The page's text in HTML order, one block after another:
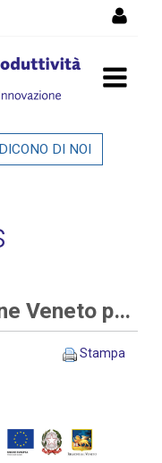
Veneto
in
DICONO DI NOI
Bando della Regione Veneto per progetti di ricerca alle imprese
Stampa